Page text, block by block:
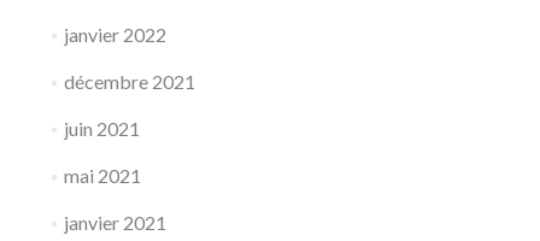
janvier 2022
décembre 2021
juin 2021
mai 2021
janvier 2021